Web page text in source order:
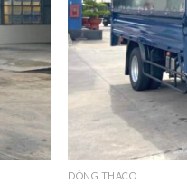
DÒNG THACO